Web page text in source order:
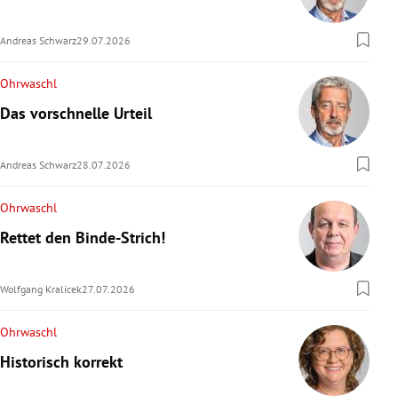
Andreas Schwarz29.07.2026
Ohrwaschl
Das vorschnelle Urteil
Andreas Schwarz28.07.2026
Ohrwaschl
Rettet den Binde-Strich!
Wolfgang Kralicek27.07.2026
Ohrwaschl
Historisch korrekt